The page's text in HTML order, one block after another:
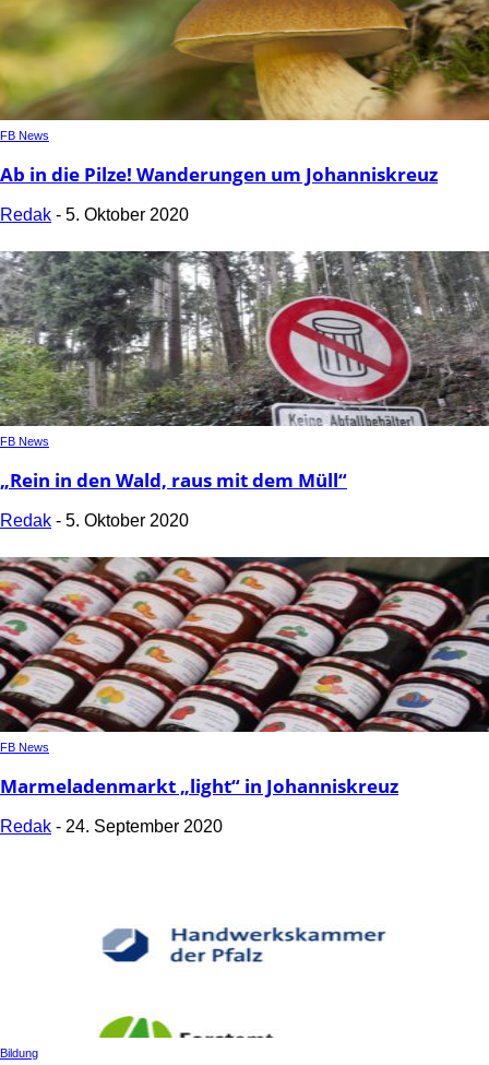
FB News
Ab in die Pilze! Wanderungen um Johanniskreuz
Redak - 5. Oktober 2020
FB News
„Rein in den Wald, raus mit dem Müll“
Redak - 5. Oktober 2020
FB News
Marmeladenmarkt „light“ in Johanniskreuz
Redak - 24. September 2020
Bildung